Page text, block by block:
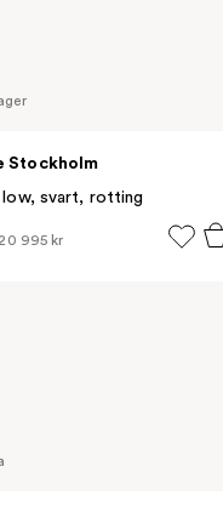
Stockholm
svart, rotting
20 995 kr